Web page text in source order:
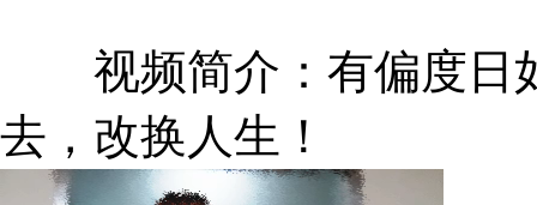
视频简介：有偏度日
去，改换人生！